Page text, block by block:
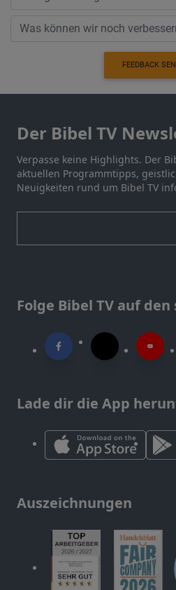
FEEDBACK
Der Bibel TV
Verpasse keine Highlights. Der
aktuellen Programmtipps,
Neuigkeiten rund um Bibel TV
Folge Bibel TV auf
Lade dir die App
Auszeichnungen